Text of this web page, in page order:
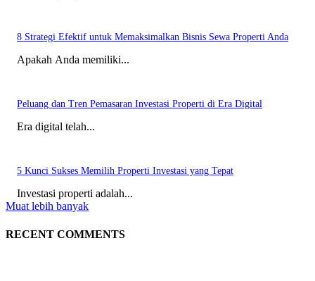
8 Strategi Efektif untuk Memaksimalkan Bisnis Sewa Properti Anda
Apakah Anda memiliki...
Peluang dan Tren Pemasaran Investasi Properti di Era Digital
Era digital telah...
5 Kunci Sukses Memilih Properti Investasi yang Tepat
Investasi properti adalah...
Muat lebih banyak
RECENT COMMENTS